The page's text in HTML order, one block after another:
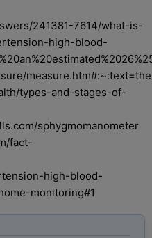
241381-7614/what-is-
high-blood-
types-and-stages-of-
sphygmomanometer
fact-
high-blood-
monitoring#1